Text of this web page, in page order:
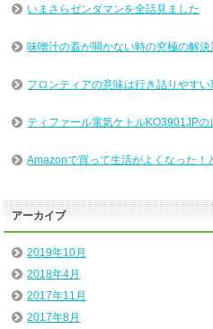
いまさらゼンダマンを全話見ました
味噌汁の蓋が開かない時の究極の解
フロンティアの意味は行き詰りやすい
ティファール電気ケトルKO3901JPの
Amazonで買って生活がよくなった！
アーカイブ
2019年10月
2018年4月
2017年11月
2017年8月